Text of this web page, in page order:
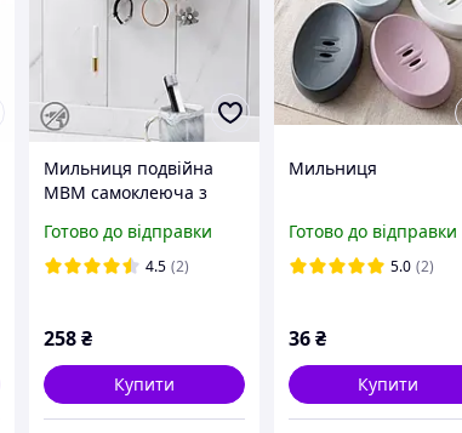
Мильниця подвійна
МВМ самоклеюча з
Готово до відправки
4.5 (2)
258₴
Купити
Мильниця
Готово до відправки
5.0 (2)
36 ₴
Купити